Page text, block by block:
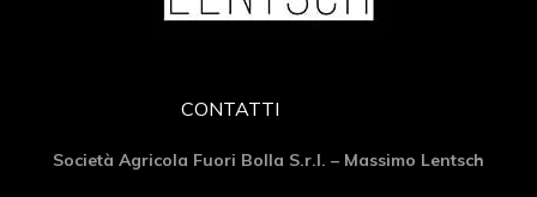
CONTATTI
Società Agricola Fuori Bolla S.r.l. – Massimo Lentsch